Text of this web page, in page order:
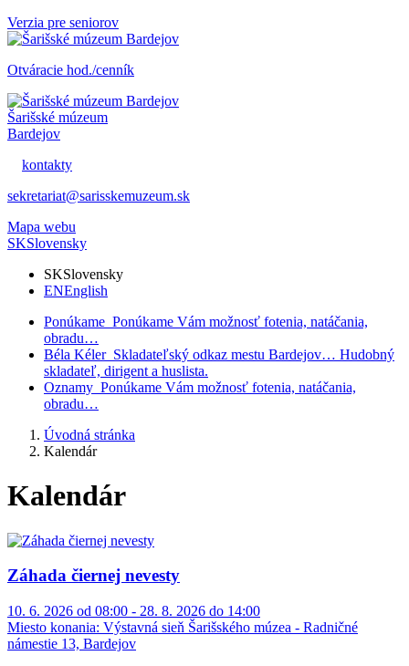
Verzia pre seniorov
Otváracie hod./cenník
Šarišské múzeum
Bardejov
kontakty
sekretariat@sarisskemuzeum.sk
Mapa webu
SKSlovensky
SKSlovensky
ENEnglish
Ponúkame Ponúkame Vám možnosť fotenia, natáčania,
obradu…
Béla Kéler Skladateľský odkaz mestu Bardejov… Hudobný
skladateľ, dirigent a huslista.
Oznamy Ponúkame Vám možnosť fotenia, natáčania,
obradu…
Úvodná stránka
Kalendár
Kalendár
Záhada čiernej nevesty
10. 6. 2026 od 08:00 - 28. 8. 2026 do 14:00
Miesto konania: Výstavná sieň Šarišského múzea - Radničné
námestie 13, Bardejov